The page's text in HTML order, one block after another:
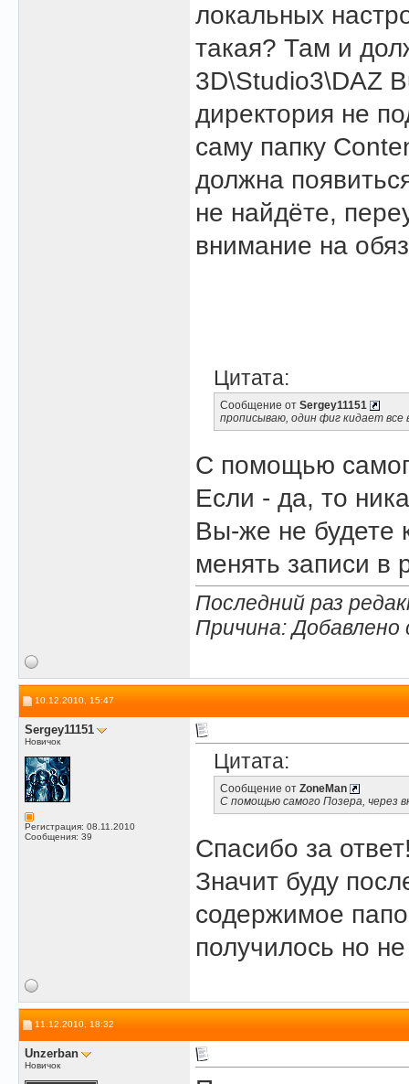
локальных
такая? Там и
3D\Studio3\DAZ
директория не
саму папку
должна
не найдёте,
внимание на
Цитата:
Сообщение от Sergey11151
прописываю, один фиг кидает все
С помощью
Если - да, то
Вы-же не будете
менять записи в
Последний раз
Причина:
10.12.2010, 15:47
Sergey11151
Новичок
Регистрация: 08.11.2010
Сообщения: 39
Цитата:
Сообщение от ZoneMan
С помощью самого Позера, через
Спасибо за
Значит буду
содержимое
получилось но
11.12.2010, 18:32
Unzerban
Новичок